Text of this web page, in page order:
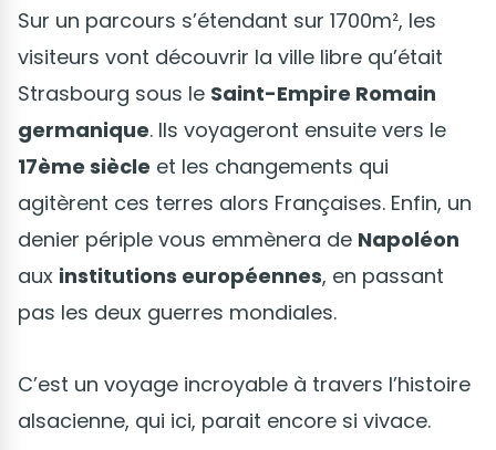
Sur un parcours s’étendant sur 1700m², les
visiteurs vont découvrir la ville libre qu’était
Strasbourg sous le Saint-Empire Romain
germanique. Ils voyageront ensuite vers le
17ème siècle et les changements qui
agitèrent ces terres alors Françaises. Enfin, un
denier périple vous emmènera de Napoléon
aux institutions européennes, en passant
pas les deux guerres mondiales.
C’est un voyage incroyable à travers l’histoire
alsacienne, qui ici, parait encore si vivace.